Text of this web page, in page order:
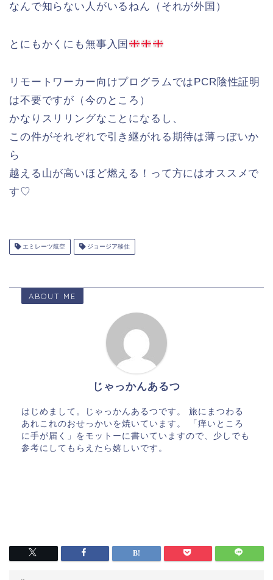
なんで知らない人がいるねん（それが外国）
とにもかくにも無事入国
リモートワーカー向けプログラムではPCR陰性証明
は不要ですが（今のところ）
かなりスリリングなことになるし、
この件がそれぞれで引き継がれる期待は薄っぽいか
ら
越える山が高いほど燃える！って方にはオススメで
す♡
エミレーツ航空 ジョージア移住
ABOUT ME
じゃっかんあるつ
はじめまして。じゃっかんあるつです。 旅にまつわる
あれこれのおせっかいを焼いています。 「痒いところ
に手が届く」をモットーに書いていますので、少しでも
参考にしてもらえたら嬉しいです。